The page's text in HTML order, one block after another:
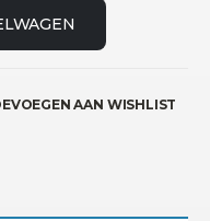
AAN WISHLIST